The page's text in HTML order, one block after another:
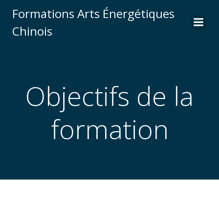
au
Formations Arts Énergétiques
Chinois
Objectifs de la
formation